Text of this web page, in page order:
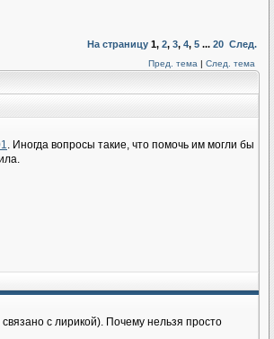
На страницу 1, 2, 3, 4, 5 ... 20 След.
Пред. тема | След. тема
. Иногда вопросы такие, что помочь им могли бы
с лирикой). Почему нельзя просто